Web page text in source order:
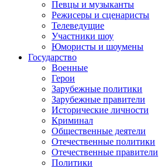
Певцы и музыканты
Режисеры и сценаристы
Телеведущие
Участники шоу
Юмористы и шоумены
Государство
Военные
Герои
Зарубежные политики
Зарубежные правители
Исторические личности
Криминал
Общественные деятели
Отечественные политики
Отечественные правители
Политики